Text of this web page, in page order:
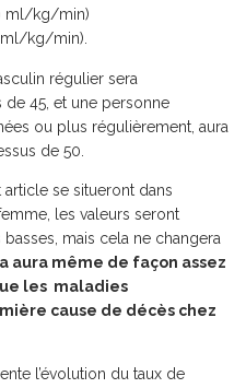
ml/kg/min)
kg/min).
régulier sera
45, et une personne
ou plus régulièrement, aura
de 50.
se situeront dans
les valeurs seront
mais cela ne changera
aura même de façon assez
les maladies
cause de décès chez
l’évolution du taux de